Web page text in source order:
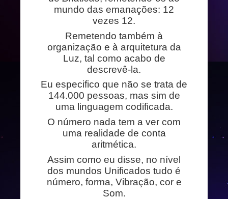
mundo das emanações: 12
vezes 12.
Remetendo também à
organização e à arquitetura da
Luz, tal como acabo de
descrevê-la.
Eu especifico que não se trata de
144.000 pessoas, mas sim de
uma linguagem codificada.
O número nada tem a ver com
uma realidade de conta
aritmética.
Assim como eu disse, no nível
dos mundos Unificados tudo é
número, forma, Vibração, cor e
Som.